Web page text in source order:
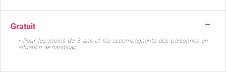
Gratuit —
• Pour les moins de 3 ans et les accompagnants des personnes en
situation de handicap